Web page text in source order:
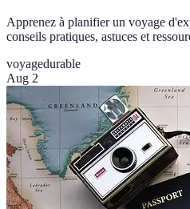
Apprenez à planifier un voyage
conseils pratiques, astuces et
voyagedurable
Aug 2